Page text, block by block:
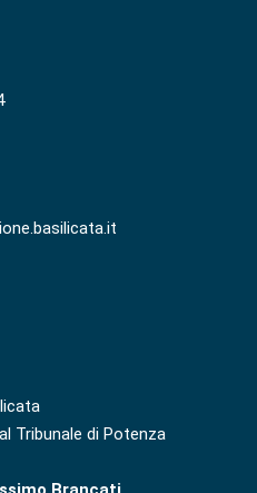
Tribunale di Potenza